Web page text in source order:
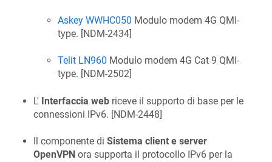
Askey WWHC050 Modulo modem 4G QMI-
type. [NDM-2434]
Telit LN960 Modulo modem 4G Cat 9 QMI-
type. [NDM-2502]
L' Interfaccia web riceve il supporto di base per le
connessioni IPv6. [NDM-2448]
Il componente di Sistema client e server
OpenVPN ora supporta il protocollo IPv6 per la